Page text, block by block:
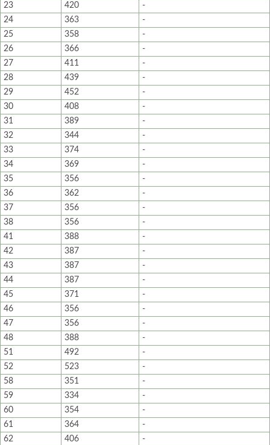
23
420
-
24
363
-
25
358
-
26
366
-
27
411
-
28
439
-
29
452
-
30
408
-
31
389
-
32
344
-
33
374
-
34
369
-
35
356
-
36
362
-
37
356
-
38
356
-
41
388
-
42
387
-
43
387
-
44
387
-
45
371
-
46
356
-
47
356
-
48
388
-
51
492
-
52
523
-
58
351
-
59
334
-
60
354
-
61
364
-
62
406
-